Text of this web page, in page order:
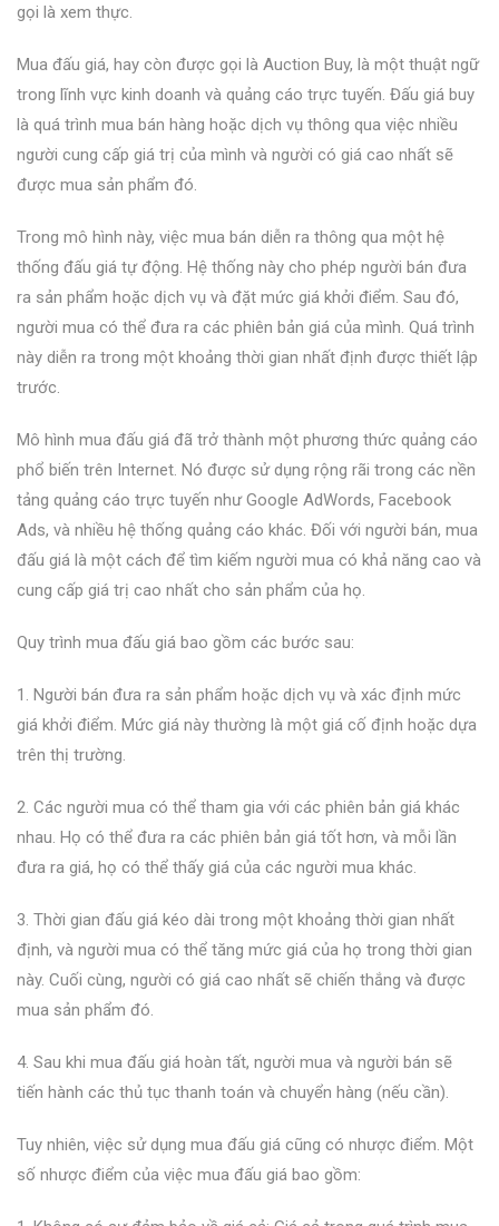
gọi là xem thực.
Mua đấu giá, hay còn được gọi là Auction Buy, là một thuật ngữ
trong lĩnh vực kinh doanh và quảng cáo trực tuyến. Đấu giá buy
là quá trình mua bán hàng hoặc dịch vụ thông qua việc nhiều
người cung cấp giá trị của mình và người có giá cao nhất sẽ
được mua sản phẩm đó.
Trong mô hình này, việc mua bán diễn ra thông qua một hệ
thống đấu giá tự động. Hệ thống này cho phép người bán đưa
ra sản phẩm hoặc dịch vụ và đặt mức giá khởi điểm. Sau đó,
người mua có thể đưa ra các phiên bản giá của mình. Quá trình
này diễn ra trong một khoảng thời gian nhất định được thiết lập
trước.
Mô hình mua đấu giá đã trở thành một phương thức quảng cáo
phổ biến trên Internet. Nó được sử dụng rộng rãi trong các nền
tảng quảng cáo trực tuyến như Google AdWords, Facebook
Ads, và nhiều hệ thống quảng cáo khác. Đối với người bán, mua
đấu giá là một cách để tìm kiếm người mua có khả năng cao và
cung cấp giá trị cao nhất cho sản phẩm của họ.
Quy trình mua đấu giá bao gồm các bước sau:
1. Người bán đưa ra sản phẩm hoặc dịch vụ và xác định mức
giá khởi điểm. Mức giá này thường là một giá cố định hoặc dựa
trên thị trường.
2. Các người mua có thể tham gia với các phiên bản giá khác
nhau. Họ có thể đưa ra các phiên bản giá tốt hơn, và mỗi lần
đưa ra giá, họ có thể thấy giá của các người mua khác.
3. Thời gian đấu giá kéo dài trong một khoảng thời gian nhất
định, và người mua có thể tăng mức giá của họ trong thời gian
này. Cuối cùng, người có giá cao nhất sẽ chiến thắng và được
mua sản phẩm đó.
4. Sau khi mua đấu giá hoàn tất, người mua và người bán sẽ
tiến hành các thủ tục thanh toán và chuyển hàng (nếu cần).
Tuy nhiên, việc sử dụng mua đấu giá cũng có nhược điểm. Một
số nhược điểm của việc mua đấu giá bao gồm: